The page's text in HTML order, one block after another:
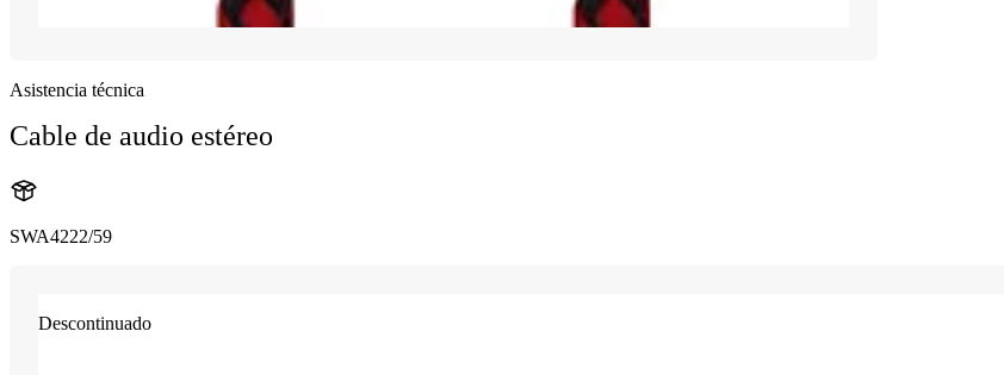
Asistencia técnica
Cable de audio estéreo
SWA4222/59
Descontinuado